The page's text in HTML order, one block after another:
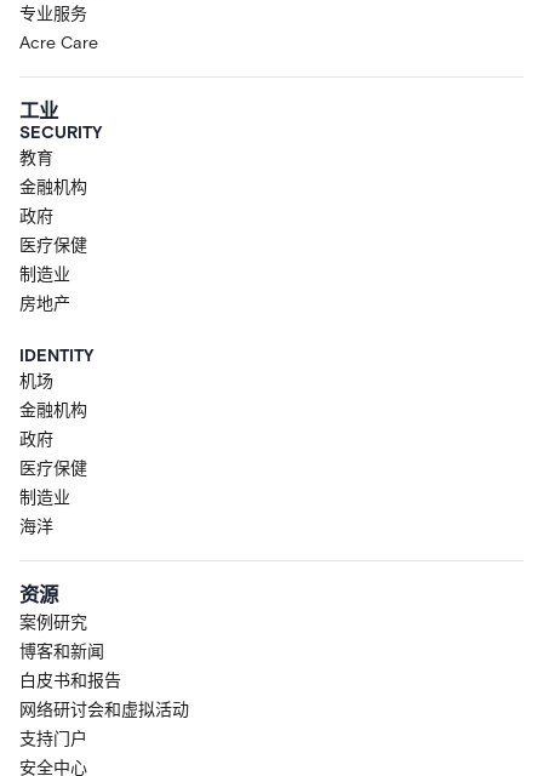
专业服务
Acre Care
工业
SECURITY
教育
金融机构
政府
医疗保健
制造业
房地产
IDENTITY
机场
金融机构
政府
医疗保健
制造业
海洋
资源
案例研究
博客和新闻
白皮书和报告
网络研讨会和虚拟活动
支持门户
安全中心